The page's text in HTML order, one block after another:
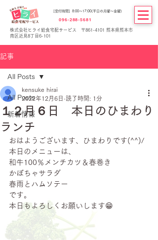
[受付時間] 8:00～17:00(平日の月曜～金曜)
096-288-5681
株式会社ヒライ給食宅配サービス 〒861-4101 熊本県熊本市
南区近見8丁目6-101
記事
All Posts
新着情報
All Posts
１２月６日 本日のひまわり
ランチ
kensuke hirai
2022年12月6日 読了時間: 1分
おはようございます、ひまわりです(^^)/
本日のメニューは、
和牛100％メンチカツ＆春巻き
かぼちゃサラダ
春雨とハムソテー
です。
本日もよろしくお願いします😁